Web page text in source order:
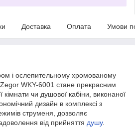
Доставка Оплата Умови
і ослепительному хромованому
WKY-6001 стане прекрасним
чи душової кабіни, виконаної
дизайн в комплексі з
струменя, дозволяє
від прийняття душу.